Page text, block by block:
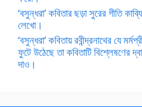
‘বসুন্ধরা’ কবিতার ছড়া সুরের গীতি
লেখো।
‘বসুন্ধরা’ কবিতায় রবীন্দ্রনাথের যে
ফুটে উঠেছে তা কবিতাটি বিশ্লেষণের
দাও।